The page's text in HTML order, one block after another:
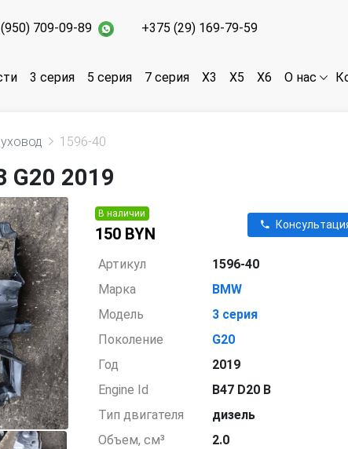
709-09-89 +375 (29) 169-79-59
3 серия 5 серия 7 серия X3 X5 X6 О нас
1596-40
G20 2019
В наличии
150 BYN
Артикул
1596-40
Марка
BMW
Модель
3 серия
Поколение
G20
Год
2019
Engine Id
B47 D20 B
Тип двигателя
дизель
Объем, см³
2.0